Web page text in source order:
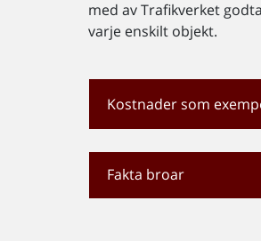
med av Trafikverket
varje enskilt objekt.
Kostnader som
Fakta broar